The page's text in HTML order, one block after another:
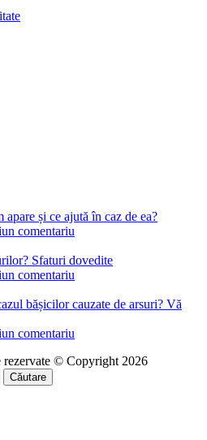
apare și ce ajută în caz de ea?
comentariu
Sfaturi dovedite
comentariu
bășicilor cauzate de arsuri? Vă
comentariu
rezervate © Copyright 2026
Căutare